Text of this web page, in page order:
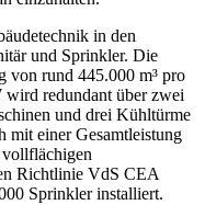
in den
und Sprinkler. Die
von rund 445.000 m³ pro
redundant über zwei
und drei Kühltürme
mit einer Gesamtleistung
vollflächigen
Richtlinie VdS CEA
Sprinkler installiert.